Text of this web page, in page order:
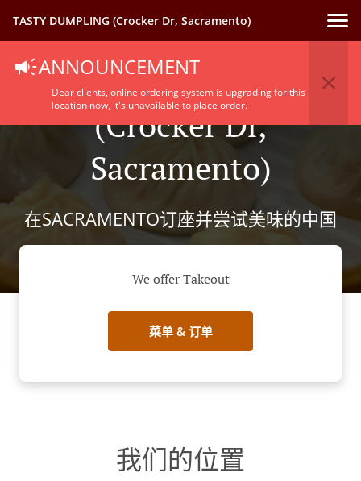
TASTY DUMPLING (Crocker Dr, Sacramento)
ANNOUNCEMENT
Dear clients, online ordering system is upgrading for this
location now, it's unavailable to place order.
预约TASTY DUMPLING
(Crocker Dr,
Sacramento)
在SACRAMENTO订座并尝试美味的中国
We offer Takeout
菜单 & 订单
我们的位置